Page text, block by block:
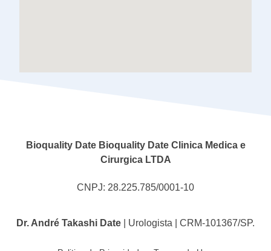
Bioquality Date Bioquality Date Clinica Medica e
Cirurgica LTDA
CNPJ: 28.225.785/0001-10
Dr. André Takashi Date | Urologista | CRM-101367/SP.